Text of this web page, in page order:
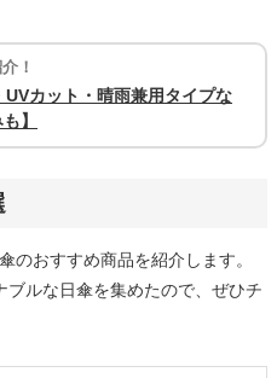
！
カット・晴雨兼用タイプな
】
のおすすめ商品を紹介します。
ルな日傘を集めたので、ぜひチ